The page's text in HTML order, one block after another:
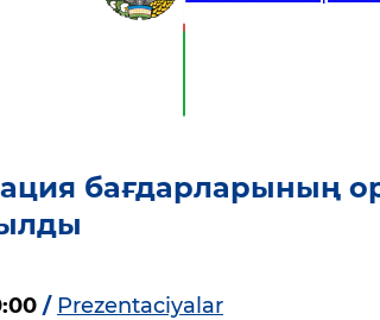
бағдарларының
/ Prezentaciyalar